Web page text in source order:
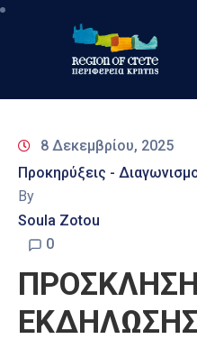
Περιφέρεια
&
Δράσεις
Ψηφιακές
Επικοινωνία
8 Δεκεμβρίου, 2025
Προκηρύξεις -
By
Soula Zotou
0
ΠΡΟΣΚΛΗΣΗ